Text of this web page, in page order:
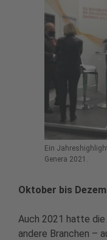
Ein
Genera 2021.
Oktober bis
Auch 2021 hatte
andere Branchen –